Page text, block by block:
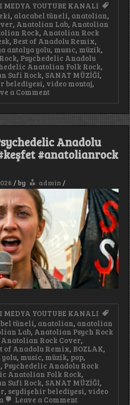
MEDYA YOUTUBE KANALI
, alacabel tüneli, anatolian,
, Anatolian Lab, Anatolian
Rock, Anatolian Rock
, Best of Anadolu Remix,
antalya yolu, musıc, müzik,
, Psychedelic Anadolu
Anatolian Folk Rock,
Sufi Rock, SANAT MÜZİĞİ,
belediyesi, video montaj,
a Commenton
TRAP
arabesk
#keşfet
#trap
#arabic
Anadolu
#anatolianrock
/by admin /
MEDYA YOUTUBE KANALI
tüneli, anatolian, anatolian
Lab, Anatolian Psych Rock
Anatolian Rock Cover,
of Anadolu Remix, BOZLAK,
yolu, music, müzik, pop,
, Psychedelic Anadolu Rock
Anatolian Folk Rock,
Sufi Rock, SANAT MÜZİĞİ,
, seydişehir belediyesi, video
Leave a Commenton